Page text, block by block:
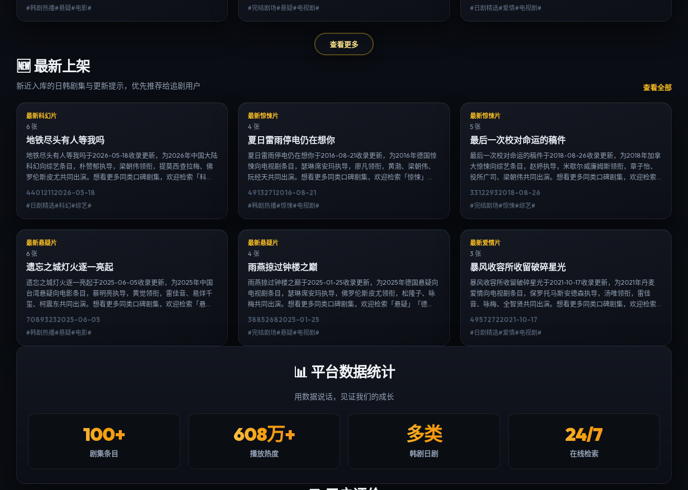
作品与高清连载信息，延伸检索日韩电视剧、韩剧全集、日剧高
清等长尾词。
#韩剧热播#悬疑#电影#
载信息，延伸检索日韩电视剧、韩剧全集、日剧高清等长尾词。
#完结剧场#悬疑#电视剧#
作品与高清连载信息，延伸检索日韩电视剧、韩剧全集、日剧高
清等长尾词。
#日剧精选#爱情#电视剧#
查看更多
🆕 最新上架
新近入库的日韩剧集与更新提示，优先推荐给追剧用户 查看全部
最新科幻片
6 张
地铁尽头有人等我吗
地铁尽头有人等我吗于2026-05-18收录更新，为2026年中国大陆
科幻向综艺条目，朴赞郁执导，梁朝伟领衔，提莫西·查拉梅、佛
罗伦斯·皮尤共同出演。想看更多同类口碑剧集，欢迎检索「科
作品与高清连载信息，延伸检索日韩电视剧、韩剧全集、日剧高
清等长尾词。
44012112026-05-18
#日剧精选#科幻#综艺#
最新惊悚片
4 张
夏日雷雨停电仍在想你
夏日雷雨停电仍在想你于2016-08-21收录更新，为2016年德国惊
悚向电视剧条目，瑟琳·席安玛执导，廖凡领衔，黄渤、梁朝伟、
阮经天共同出演。想看更多同类口碑剧集，欢迎检索「惊悚」
清连载信息，延伸检索日韩电视剧、韩剧全集、日剧高清等长尾
词。
49132712016-08-21
#韩剧热播#惊悚#电视剧#
最新惊悚片
5 张
最后一次校对命运的稿件
最后一次校对命运的稿件于2018-08-26收录更新，为2018年加拿
大惊悚向综艺条目，赵婷执导，米歇尔·威廉姆斯领衔，章子怡、
役所广司、梁朝伟共同出演。想看更多同类口碑剧集，欢迎检索
员作品与高清连载信息，延伸检索日韩电视剧、韩剧全集、日剧
高清等长尾词。
33122932018-08-26
#完结剧场#惊悚#综艺#
最新悬疑片
6 张
遗忘之城灯火逐一亮起
遗忘之城灯火逐一亮起于2025-06-05收录更新，为2025年中国
台湾悬疑向电影条目，蔡明亮执导，黄觉领衔，雷佳音、易烊千
玺、柯震东共同出演。想看更多同类口碑剧集，欢迎检索「悬
作品与高清连载信息，延伸检索日韩电视剧、韩剧全集、日剧高
清等长尾词。
70893232025-06-05
#韩剧热播#悬疑#电影#
最新悬疑片
4 张
雨燕掠过钟楼之巅
雨燕掠过钟楼之巅于2025-01-25收录更新，为2025年德国悬疑向
电视剧条目，瑟琳·席安玛执导，佛罗伦斯·皮尤领衔，松隆子、咏
梅共同出演。想看更多同类口碑剧集，欢迎检索「悬疑」「德
载信息，延伸检索日韩电视剧、韩剧全集、日剧高清等长尾词。
38852682025-01-25
#完结剧场#悬疑#电视剧#
最新爱情片
3 张
暴风收容所收留破碎星光
暴风收容所收留破碎星光于2021-10-17收录更新，为2021年丹麦
爱情向电视剧条目，保罗·托马斯·安德森执导，汤唯领衔，雷佳
音、咏梅、全智贤共同出演。想看更多同类口碑剧集，欢迎检索
作品与高清连载信息，延伸检索日韩电视剧、韩剧全集、日剧高
清等长尾词。
49572722021-10-17
#日剧精选#爱情#电视剧#
📊 平台数据统计
用数据说话，见证我们的成长
100+
剧集条目
608万+
播放热度
多类
韩剧日剧
24/7
在线检索